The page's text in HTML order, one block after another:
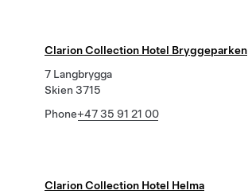
Clarion Collection Hotel Bryggeparken
7 Langbrygga
Skien 3715
Phone+47 35 91 21 00
Clarion Collection Hotel Helma